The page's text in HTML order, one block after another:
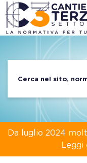
Da luglio 2024
Leggi